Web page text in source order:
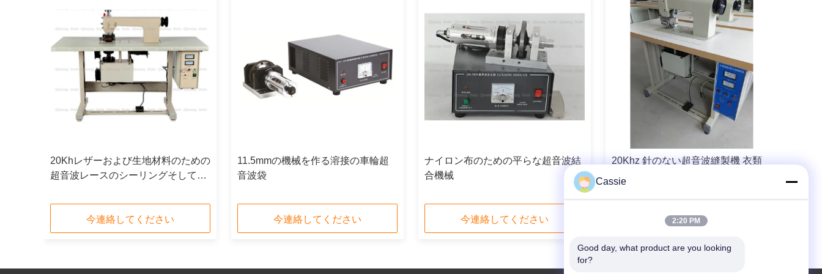
20Khレザーおよび生地材料のための
超音波レースのシーリングそして打
今連絡してください
11.5mmの機械を作る溶接の車輪超
音波袋
今連絡してください
ナイロン布のための平らな超音波結
合機械
今連絡してください
20Khz 針のない超音波縫製機 衣類
寝具 カーテン 織物 蕾
今連絡してください
Cassie
2:20 PM
Good day, what product are you looking
for?